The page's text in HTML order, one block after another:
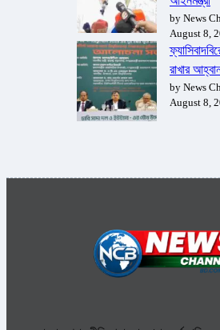
by News
August 8,
রাখার আহ্বান
by News
August 8,